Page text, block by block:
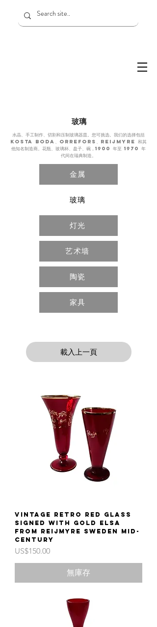
玻璃
水晶、手工制作、切割和压制玻璃器皿。您可挑选。我们的选择包括
kosta boda、orrefors、reijmyre 和其
他知名制造商。花瓶、玻璃杯、盘子、碗，1900 年至 1970 年
代间在瑞典制造。
金属
玻璃
灯光
艺术墙
陶瓷
家具
載入上一頁
Vintage retro red glass
signed with gold Elsa
from Reijmyre Sweden mid-
century
價格
US$150.00
無庫存